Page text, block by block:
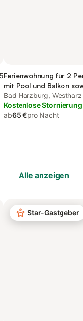
Ferienwohnung für 2
mit Pool und Balkon
Bad Harzburg, Westharz
Kostenlose Stornierung
ab65 €pro Nacht
Alle anzeigen
Star-Gastgeber